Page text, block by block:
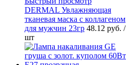
DERMAL Увлажняющая
тканевая маска с коллагеном
для мужчин 23гр 48.12 руб. /
шт